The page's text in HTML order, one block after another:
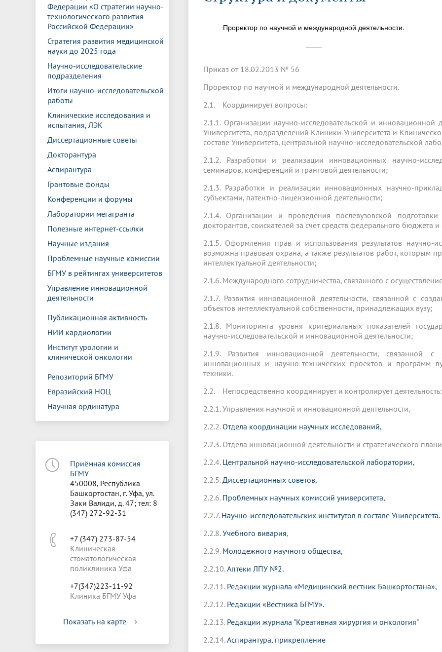
Электронный ящик доверия
Абитуриенту
Эндаумент
Управление международной
деятельности
Отдел ординатуры Расписание
Федеральный аккредитационный
Научно-образовательный
медицинский кластер
Информация для инвалидов и лиц с
ограниченными возможностями
здоровья
Информация для студентов
Онлайн обучение
здравоохранения
Независимая оценка качества
образования
Профессиональное обучение
Инновационные
Итоги научно-исследовательской
работы
испытания, ЛЭК
Аспирантура
Конференции и форумы
Проблемные научные комиссии
БГМУ в рейтингах университетов
Институт урологии и клинической
онкологии
Репозиторий БГМУ
Санаторий-профилакторий БГМУ
Профсоюз обучающихся БГМУ
Профсоюзный комитет
Совет обучающихся
Ассоциация выпускников Работа музеев на кафедрах
Золотой фонд БГМУ
Штаб студенческих отрядов БГМУ
Первичное отделение «Движение
Альманах "Исторический
Федерации «О стратегии научно-
технологического развития
Российской Федерации»
Стратегия развития медицинской
науки до 2025 года
Научно-исследовательские
подразделения
Итоги научно-исследовательской
работы
Клинические исследования и
испытания, ЛЭК
Диссертационные советы
Докторантура
Аспирантура
Грантовые фонды
Конференции и форумы
Лаборатории мегагранта
Полезные интернет-ссылки
Научные издания
Проблемные научные комиссии
БГМУ в рейтингах университетов
Управление инновационной
деятельности
Публикационная активность
НИИ кардиологии
Институт урологии и
клинической онкологии
Репозиторий БГМУ
Евразийский НОЦ
Научная ординатура
Приёмная комиссия
БГМУ
450008, Республика
Башкортостан, г. Уфа, ул.
Заки Валиди, д. 47; тел: 8
(347) 272-92-31
+7 (347) 273-87-54
Клиническая
стоматологическая
поликлиника Уфа
+7(347)223-11-92
Клиника БГМУ Уфа
Показать на карте
Проректор по научной и международной деятельности.
Приказ от 18.02.2013 № 56
Проректор по научной и международной деятельности.
2.1. Координирует вопросы:
2.1.1. Организации научно-исследовательской и
Университета, подразделений Клиники Университета и
составе Университета, центральной научно-исследовательской
2.1.2. Разработки и реализации инновационных научно-
семинаров, конференций и грантовой деятельности;
2.1.3. Разработки и реализации инновационных научно-
субъектами, патентно-лицензионной деятельности;
2.1.4. Организации и проведения послевузовской
докторантов, соискателей за счет средств федерального бюджета
2.1.5. Оформления прав и использования результатов научно-
возможна правовая охрана, а также результатов работ, которым
интеллектуальной деятельности;
2.1.6. Международного сотрудничества, связанного с
2.1.7. Развития инновационной деятельности, связанной с
объектов интеллектуальной собственности, принадлежащих вузу;
2.1.8. Мониторинга уровня критериальных показателей
научно-исследовательской и инновационной деятельности;
2.1.9. Развития инновационной деятельности, связанной
инновационных и научно-технических проектов и программ
техники.
2.2. Непосредственно координирует и контролирует деятельность:
2.2.1. Управления научной и инновационной деятельности,
2.2.2. Отдела координации научных исследований,
2.2.3. Отдела инновационной деятельности и стратегического
2.2.4. Центральной научно-исследовательской лаборатории,
2.2.5.Диссертационных советов,
2.2.6. Проблемных научных комиссий университета,
2.2.7. Научно-исследовательских институтов в составе Университета.
2.2.8.Учебного вивария,
2.2.9. Молодежного научного общества,
2.2.10.Аптеки ЛПУ №2,
2.2.11. Редакции журнала «Медицинский вестник Башкортостана»,
2.2.12. Редакции «Вестника БГМУ».
2.2.13. Редакции журнала "Креативная хирургия и онкология"
2.2.14.Аспирантура, прикрепление